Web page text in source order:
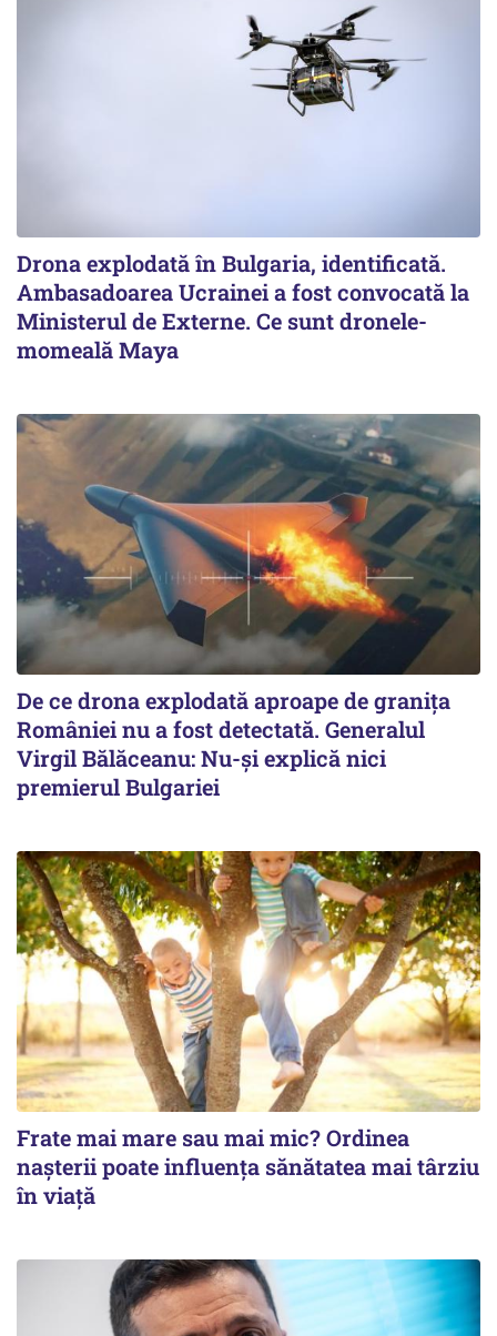
Drona explodată în Bulgaria, identificată.
Ambasadoarea Ucrainei a fost convocată la
Ministerul de Externe. Ce sunt dronele-
momeală Maya
De ce drona explodată aproape de granița
României nu a fost detectată. Generalul
Virgil Bălăceanu: Nu-și explică nici
premierul Bulgariei
Frate mai mare sau mai mic? Ordinea
nașterii poate influența sănătatea mai târziu
în viață